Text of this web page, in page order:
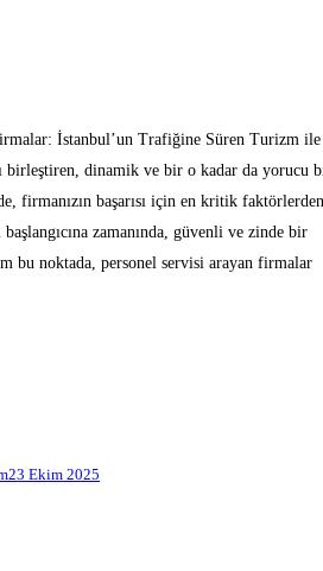
İstanbul’un Trafiğine Süren Turizm ile
birleştiren, dinamik ve bir o kadar da yorucu
firmanızın başarısı için en kritik faktörlerden
başlangıcına zamanında, güvenli ve zinde bir
bu noktada, personel servisi arayan firmalar
23 Ekim 2025